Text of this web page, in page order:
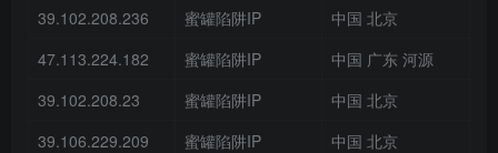
39.102.208.236 蜜罐陷阱IP
中国 北京
47.113.224.182
蜜罐陷阱IP
中国 广东 河源
39.102.208.23
蜜罐陷阱IP
中国 北京
39.106.229.209
蜜罐陷阱IP
中国 北京